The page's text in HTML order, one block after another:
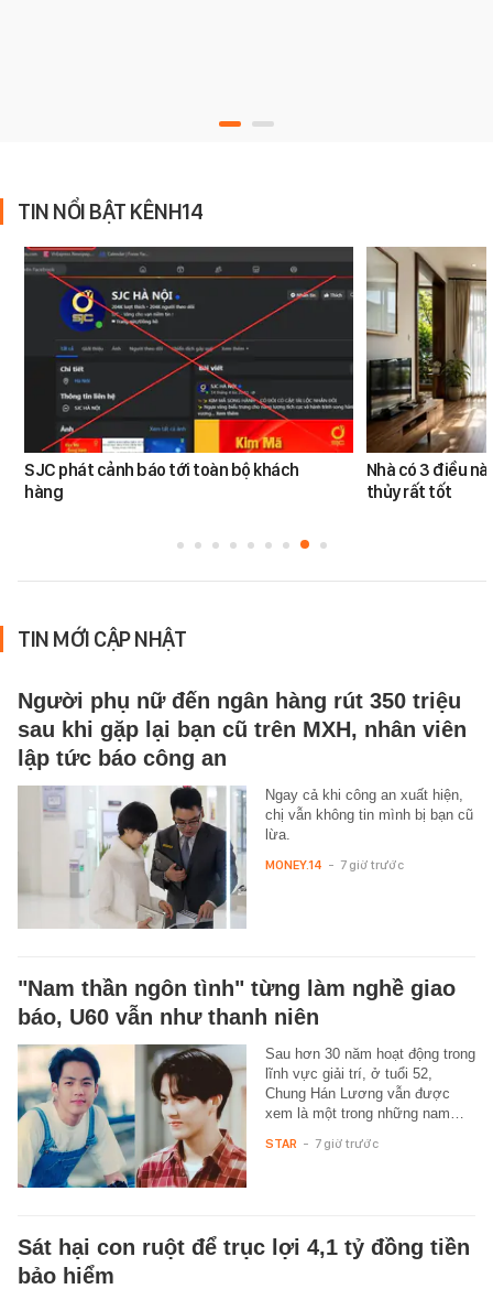
TIN NỔI BẬT KÊNH14
SJC phát cảnh báo tới toàn bộ khách
hàng
Nhà có 3 điều
thủy rất tốt
TIN MỚI CẬP NHẬT
Người phụ nữ đến ngân hàng rút 350 triệu
sau khi gặp lại bạn cũ trên MXH, nhân viên
lập tức báo công an
Ngay cả khi công an xuất hiện,
chị vẫn không tin mình bị bạn cũ
lừa.
MONEY.14 - 7 giờ trước
"Nam thần ngôn tình" từng làm nghề giao
báo, U60 vẫn như thanh niên
Sau hơn 30 năm hoạt động trong
lĩnh vực giải trí, ở tuổi 52,
Chung Hán Lương vẫn được
xem là một trong những nam…
STAR - 7 giờ trước
Sát hại con ruột để trục lợi 4,1 tỷ đồng tiền
bảo hiểm